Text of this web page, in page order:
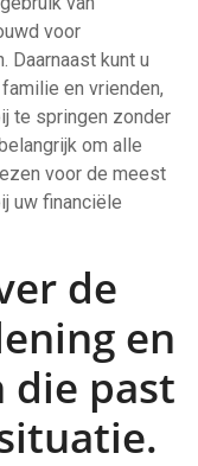
voor
Daarnaast kunt u
en vrienden,
te springen zonder
om alle
voor de meest
uw financiële
de
en
die past